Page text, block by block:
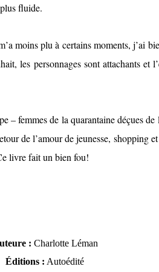
fluide.
moins plu à certains moments, j’ai
les personnages sont attachants et
– femmes de la quarantaine déçues de
de l’amour de jeunesse, shopping
livre fait un bien fou!
: Charlotte Léman
Éditions : Autoédité